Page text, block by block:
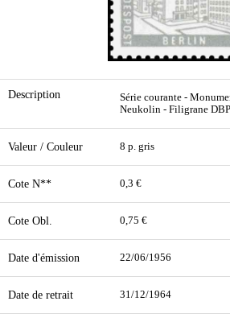
Description
Série courante -
Neukolin - Filigrane
Valeur / Couleur 8 p. gris
Cote N** 0,3 €
Cote Obl. 0,75 €
Date d'émission 22/06/1956
Date de retrait 31/12/1964